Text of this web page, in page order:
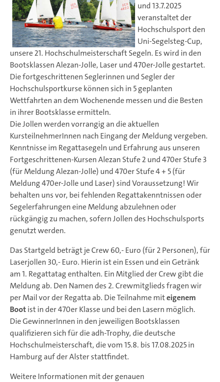
und 13.7.2025
veranstaltet der
Hochschulsport den
Uni-Segelsteg-Cup,
unsere 21. Hochschulmeisterschaft Segeln. Es wird in den
Bootsklassen Alezan-Jolle, Laser und 470er-Jolle gestartet.
Die fortgeschrittenen Seglerinnen und Segler der
Hochschulsportkurse können sich in 5 geplanten
Wettfahrten an dem Wochenende messen und die Besten
in ihrer Bootsklasse ermitteln.
Die Jollen werden vorrangig an die aktuellen
KursteilnehmerInnen nach Eingang der Meldung vergeben.
Kenntnisse im Regattasegeln und Erfahrung aus unseren
Fortgeschrittenen-Kursen Alezan Stufe 2 und 470er Stufe 3
(für Meldung Alezan-Jolle) und 470er Stufe 4 + 5 (für
Meldung 470er-Jolle und Laser) sind Voraussetzung! Wir
behalten uns vor, bei fehlenden Regattakenntnissen oder
Segelerfahrungen eine Meldung abzulehnen oder
rückgängig zu machen, sofern Jollen des Hochschulsports
genutzt werden.
Das Startgeld beträgt je Crew 60,- Euro (für 2 Personen), für
Laserjollen 30,- Euro. Hierin ist ein Essen und ein Getränk
am 1. Regattatag enthalten. Ein Mitglied der Crew gibt die
Meldung ab. Den Namen des 2. Crewmitglieds fragen wir
per Mail vor der Regatta ab. Die Teilnahme miteigenem
Bootist in der 470er Klasse und bei den Lasern möglich.
Die GewinnerInnen in den jeweiligen Bootsklassen
qualifizieren sich für die adh-Trophy, die deutsche
Hochschulmeisterschaft, die vom 15.8. bis 17.08.2025 in
Hamburg auf der Alster stattfindet.
Weitere Informationen mit der genauen